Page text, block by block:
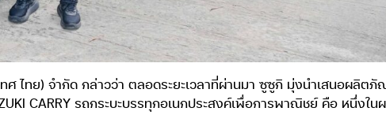
ไทย) จำกัด กล่าวว่า ตลอดระยะเวลาที่ผ่านมา ซูซูกิ มุ่งนำเสนอผลิต
CARRY รถกระบะบรรทุกอเนกประสงค์เพื่อการพาณิชย์ คือ หนึ่ง